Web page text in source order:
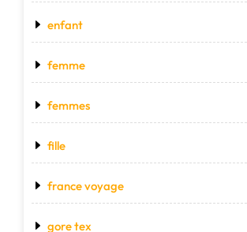
enfant
femme
femmes
fille
france voyage
gore tex